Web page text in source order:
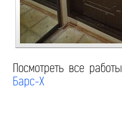
Посмотреть все работы
Барс-Х